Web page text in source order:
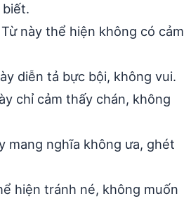
Từ này thể hiện không có cảm
diễn tả bực bội, không vui.
chỉ cảm thấy chán, không
mang nghĩa không ưa, ghét
hiện tránh né, không muốn